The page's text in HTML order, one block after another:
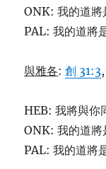
與雅各:創 31:3
HEB: 我將與你